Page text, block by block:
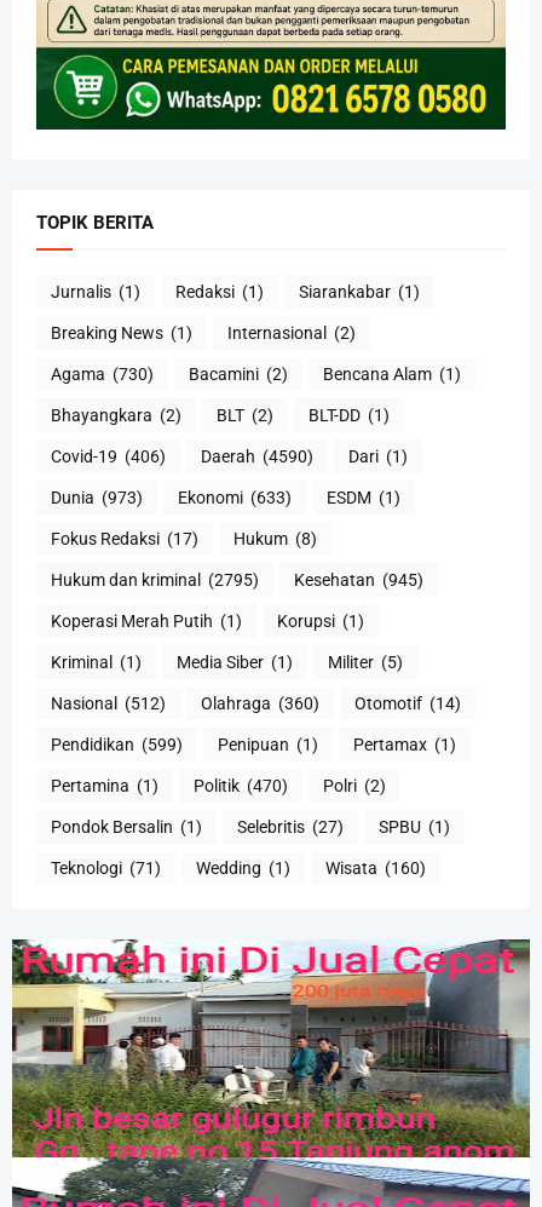
TOPIK BERITA
Jurnalis (1) Redaksi (1) Siarankabar (1)
Breaking News (1) Internasional (2)
Agama (730) Bacamini (2) Bencana Alam (1)
Bhayangkara (2) BLT (2) BLT-DD (1)
Covid-19 (406) Daerah (4590) Dari (1)
Dunia (973) Ekonomi (633) ESDM (1)
Fokus Redaksi (17) Hukum (8)
Hukum dan kriminal (2795) Kesehatan (945)
Koperasi Merah Putih (1) Korupsi (1)
Kriminal (1) Media Siber (1) Militer (5)
Nasional (512) Olahraga (360) Otomotif (14)
Pendidikan (599) Penipuan (1) Pertamax (1)
Pertamina (1) Politik (470) Polri (2)
Pondok Bersalin (1) Selebritis (27) SPBU (1)
Teknologi (71) Wedding (1) Wisata (160)